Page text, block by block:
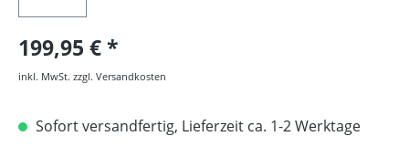
199,95 €
inkl. MwSt. zzgl. Versandkosten
Sofort versandfertig, Lieferzeit ca. 1-2 Werktage